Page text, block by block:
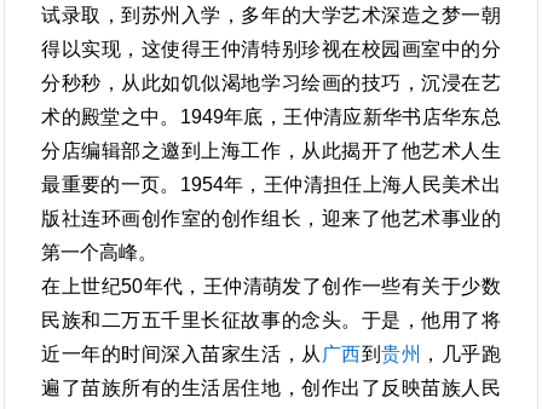
试录取，到苏州入学，多年的大学艺术深造之梦一朝
得以实现，这使得王仲清特别珍视在校园画室中的分
分秒秒，从此如饥似渴地学习绘画的技巧，沉浸在艺
术的殿堂之中。1949年底，王仲清应新华书店华东总
分店编辑部之邀到上海工作，从此揭开了他艺术人生
最重要的一页。1954年，王仲清担任上海人民美术出
版社连环画创作室的创作组长，迎来了他艺术事业的
第一个高峰。
在上世纪50年代，王仲清萌发了创作一些有关于少数
民族和二万五千里长征故事的念头。于是，他用了将
近一年的时间深入苗家生活，从 广西到贵州 ，几乎跑
遍了苗族所有的生活居住地，创作出了反映苗族人民